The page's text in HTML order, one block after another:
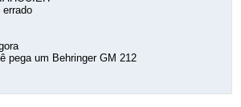
pega um Behringer GM 212